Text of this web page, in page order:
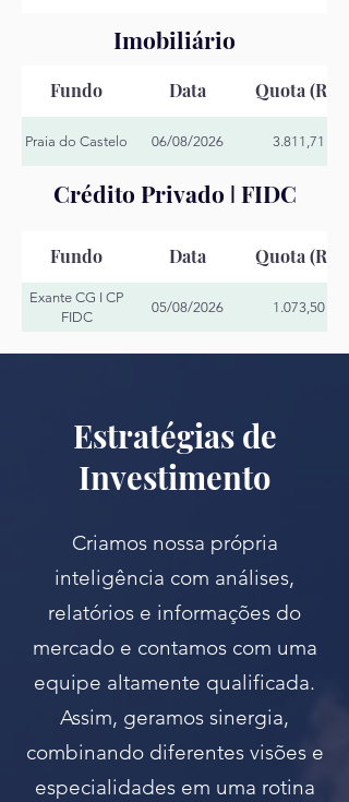
Imobiliário
Fundo Data Quota (R$)
Praia do Castelo 06/08/2026 3.811,71
Crédito Privado l FIDC
Fundo Data Quota (R$)
Exante CG I CP
FIDC
05/08/2026 1.073,50
Estratégias de
Investimento
Criamos nossa própria
inteligência com análises,
relatórios e informações do
mercado e contamos com uma
equipe altamente qualificada.
Assim, geramos sinergia,
combinando diferentes visões e
especialidades em uma rotina